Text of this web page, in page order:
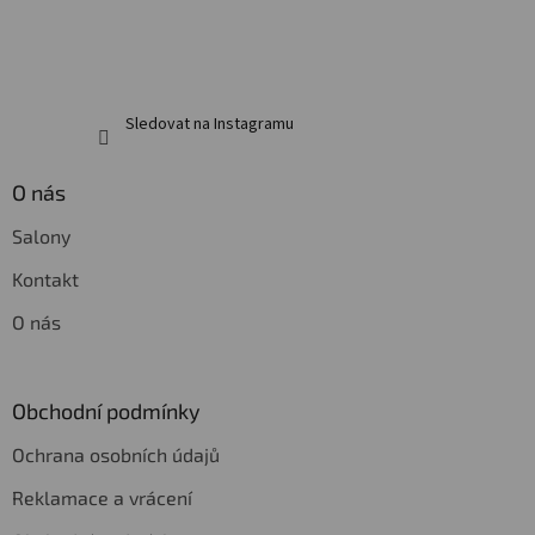
Sledovat na Instagramu
O nás
Salony
Kontakt
O nás
Obchodní podmínky
Ochrana osobních údajů
Reklamace a vrácení